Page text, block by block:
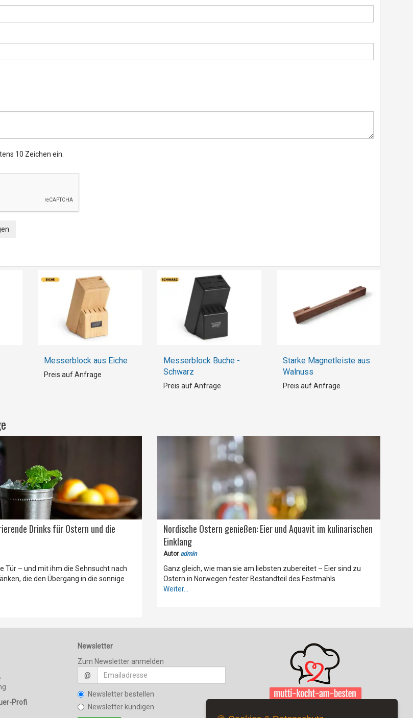
10 Zeichen ein.
Messerblock aus Eiche
Preis auf Anfrage
Messerblock Buche -
Schwarz
Preis auf Anfrage
Starke Magnetleiste aus
Walnuss
Preis auf Anfrage
Drinks für Ostern und die
Tür – und mit ihm die Sehnsucht nach
die den Übergang in die sonnige
Nordische Ostern genießen: Eier und Aquavit im kulinarischen
Einklang
Autor admin
Ganz gleich, wie man sie am liebsten zubereitet – Eier sind zu
Ostern in Norwegen fester Bestandteil des Festmahls.
Weiter...
Profi
Newsletter
Zum Newsletter anmelden
@
Newsletter bestellen
Newsletter kündigen